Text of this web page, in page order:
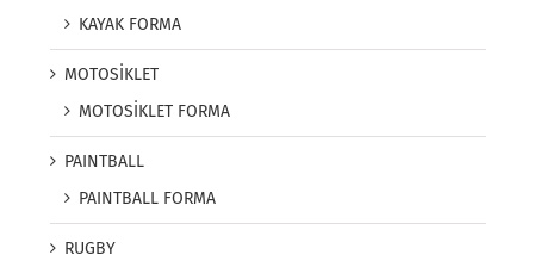
KAYAK FORMA
MOTOSİKLET
MOTOSİKLET FORMA
PAINTBALL
PAINTBALL FORMA
RUGBY